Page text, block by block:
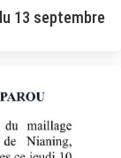
13 septembre